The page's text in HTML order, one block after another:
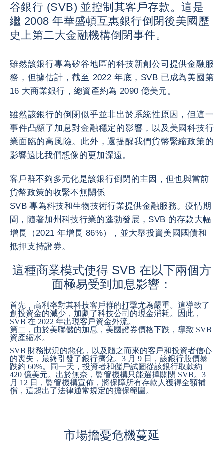
谷銀行 (SVB) 並控制其客戶存款。這是
繼 2008 年華盛頓互惠銀行倒閉後美國歷
史上第二大金融機構倒閉事件。
雖然該銀行專為矽谷地區的科技新創公司提供金融服
務，但據估計，截至 2022 年底，SVB 已成為美國第
16 大商業銀行，總資產約為 2090 億美元。
雖然該銀行的倒閉似乎並非出於系統性原因，但這一
事件凸顯了加息對金融穩定的影響，以及美國科技行
業面臨的高風險。此外，還提醒我們貨幣緊縮政策的
影響遠比我們想像的更加深遠。
客戶群不夠多元化是該銀行倒閉的主因，但也與當前
貨幣政策的收緊不無關係
SVB 專為科技和生物技術行業提供金融服務。疫情期
間，隨著加州科技行業的蓬勃發展，SVB 的存款大幅
增長（2021 年增長 86%），並大舉投資美國國債和
抵押支持證券。
這種商業模式使得 SVB 在以下兩個方
面極易受到加息影響：
首先，高利率對其科技客戶群的打擊尤為嚴重。這導致了
創投資金的減少，加劇了科技公司的現金消耗。因此，
SVB 在 2022 年出現客戶資金外流。
第二，由於美聯儲的加息，美國證券價格下跌，導致 SVB
資產縮水。
SVB 財務狀況的惡化，以及隨之而來的客戶和投資者信心
的喪失，最終引發了銀行擠兌。3 月 9 日，該銀行股價暴
跌約 60%。同一天，投資者和儲戶試圖從該銀行取款約
420 億美元。出於無奈，監管機構只能選擇關閉 SVB。3
月 12 日，監管機構宣佈，將保障所有存款人獲得全額補
償，這超出了法律通常規定的擔保範圍。
市場擔憂危機蔓延